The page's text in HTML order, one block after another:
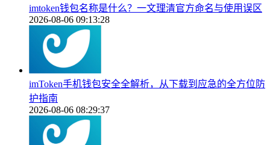
imtoken钱包名称是什么？一文理清官方命名与使用误区
2026-08-06 09:13:28
imToken手机钱包安全全解析，从下载到应急的全方位防
护指南
2026-08-06 08:29:37